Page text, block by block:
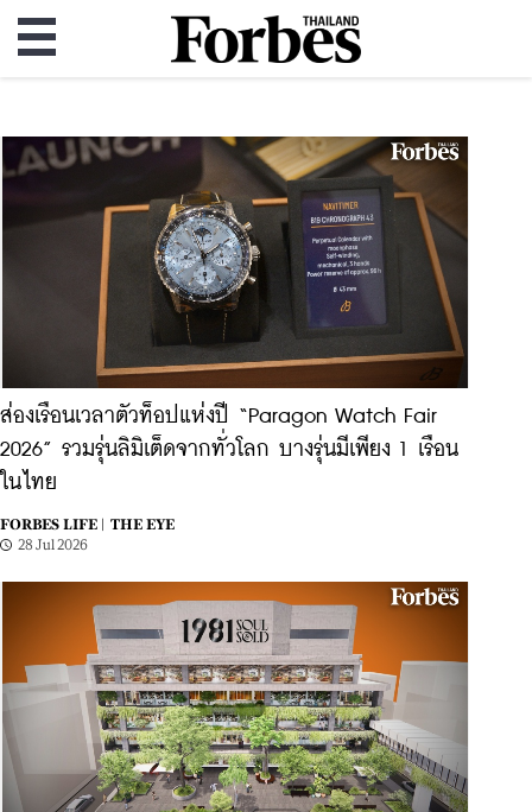
ส่องเรือนเวลาตัวท็อปแห่งปี “Paragon Watch Fair
2026” รวมรุ่นลิมิเต็ดจากทั่วโลก บางรุ่นมีเพียง 1 เรือน
ในไทย
FORBES LIFE |
THE EYE
28 Jul 2026